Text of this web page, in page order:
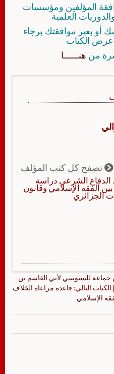
المؤلفين ومؤسسات
العلمية
أو بغير موافقتك برجاء
عرض الكتاب
من هنــــــا
تصفح كل كتب المؤلف
الشرعي دراسة
الفقه الإسلامي وقانون
الجزائري
جماعة للسنوسي لأبي القاسم بن
الكتاب التالي: قاعدة مراعاة الخلاف
الإسلامي